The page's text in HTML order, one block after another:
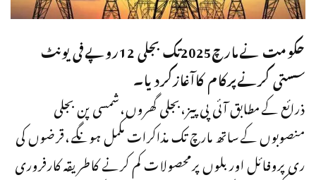
حکومت نےمارچ2025تک بجلی 12روپےفی یونٹ
سستی کرنےپرکام کاآغازکردیا۔
ذرائع کےمطابق آئی پی پیز،بجلی گھروں،شمسی پن بجلی
منصوبوں کےساتھ مارچ تک مذاکرات مکمل ہونگے،قرضوں کی
ری پروفائل اور بلوں پرمحصولات کم کرنے کاطریقہ کارفروری